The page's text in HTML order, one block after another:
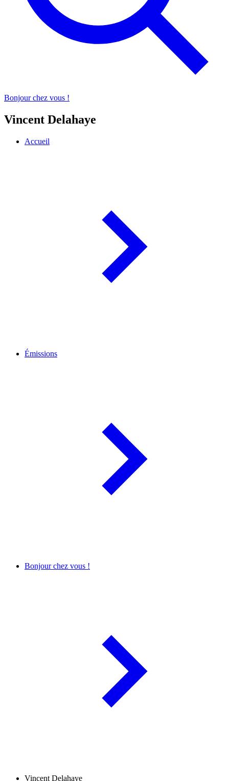
Bonjour chez vous !
Vincent Delahaye
Accueil
Émissions
Bonjour chez vous !
Vincent Delahaye